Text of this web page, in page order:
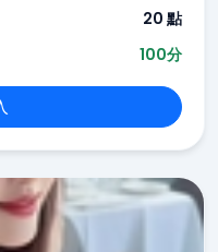
20 點
100分